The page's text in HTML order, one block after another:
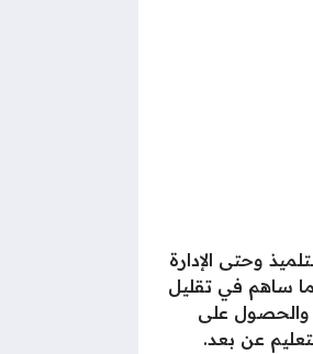
وحتى الإدارة
ساهم في تقليل
والحصول على
عن بعد.